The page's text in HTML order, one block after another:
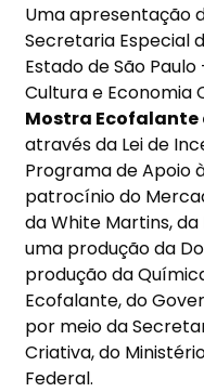
Uma apresentação
Secretaria Especial
Estado de São
Cultura e Economia
Mostra Ecofalante
através da Lei de
Programa de Apoio
patrocínio do
da White Martins,
uma produção da
produção da
Ecofalante, do
por meio da
Criativa, do
Federal.